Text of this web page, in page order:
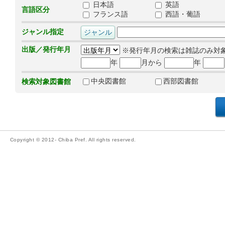
言語区分
日本語
英語
フランス語
西語・葡語
ジャンル指定
出版／発行年月
※発行年月の検索は雑誌のみ対
年
月から 年
検索対象図書館 中央図書館 西部図書館
Copyright © 2012- Chiba Pref. All rights reserved.